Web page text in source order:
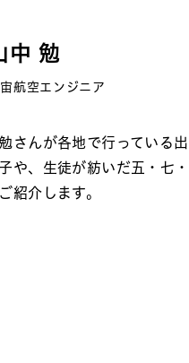
中 勉
航空エンジニア
さんが各地で行っている
や、生徒が紡いだ五・七
紹介します。